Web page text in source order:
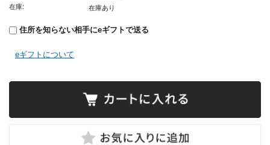
在庫: 在庫あり
住所を知らない相手にeギフトで送る
eギフトについて